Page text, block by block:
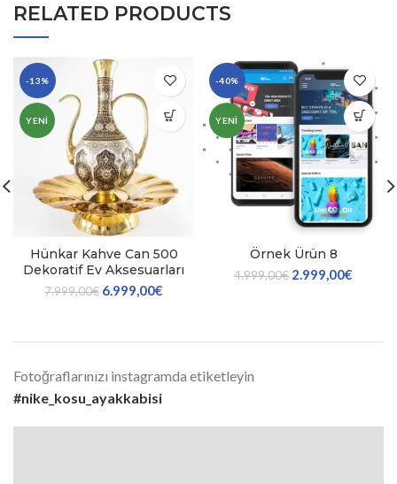
RELATED PRODUCTS
-13%
YENI
Hünkar Kahve Can 500
Dekoratif Ev Aksesuarları
7.999,00€ 6.999,00€
-40%
YENI
Örnek Ürün 8
4.999,00€ 2.999,00€
Fotoğraflarınızı instagramda etiketleyin
#nike_kosu_ayakkabisi